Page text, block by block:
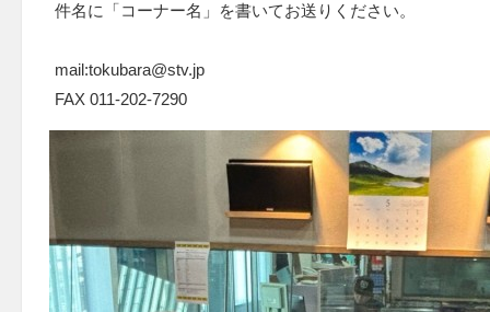
件名に「コーナー名」を書いてお送りください。
mail:tokubara@stv.jp
FAX 011-202-7290